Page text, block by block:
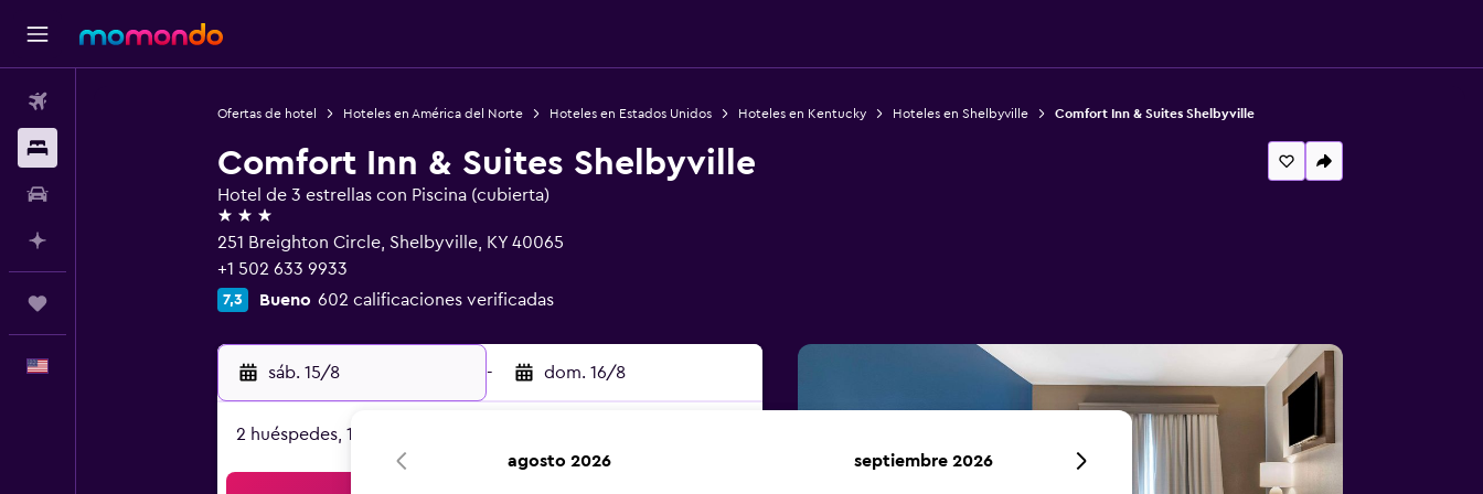
Ofertas de hotel Hoteles en América del Norte Hoteles en Estados Unidos Hoteles en Kentucky Hoteles en Shelbyville Comfort Inn & Suites Shelbyville
Comfort Inn & Suites Shelbyville
Hotel de 3 estrellas con Piscina (cubierta)
3 estrellas
251 Breighton Circle, Shelbyville, KY 40065
+1 502 633 9933
7,3 Bueno 602 calificaciones verificadas
sáb. 15/8 - dom. 16/8
2 huéspedes, 1 habitación
agosto 2026 septiembre 2026